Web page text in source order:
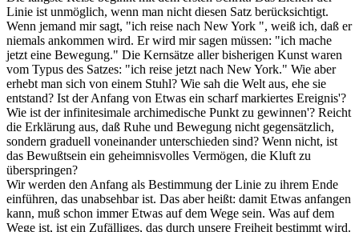
Linie ist unmöglich, wenn man nicht diesen Satz berücksichtigt.
Wenn jemand mir sagt, "ich reise nach New York ", weiß ich, daß er
niemals ankommen wird. Er wird mir sagen müssen: "ich mache
jetzt eine Bewegung." Die Kernsätze aller bisherigen Kunst waren
vom Typus des Satzes: "ich reise jetzt nach New York." Wie aber
erhebt man sich von einem Stuhl? Wie sah die Welt aus, ehe sie
entstand? Ist der Anfang von Etwas ein scharf markiertes Ereignis'?
Wie ist der infinitesimale archimedische Punkt zu gewinnen'? Reicht
die Erklärung aus, daß Ruhe und Bewegung nicht gegensätzlich,
sondern graduell voneinander unterschieden sind? Wenn nicht, ist
das Bewußtsein ein geheimnisvolles Vermögen, die Kluft zu
überspringen?
Wir werden den Anfang als Bestimmung der Linie zu ihrem Ende
einführen, das unabsehbar ist. Das aber heißt: damit Etwas anfangen
kann, muß schon immer Etwas auf dem Wege sein. Was auf dem
Wege ist, ist ein Zufälliges, das durch unsere Freiheit bestimmt wird.